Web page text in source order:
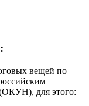
вещей по
для этого: